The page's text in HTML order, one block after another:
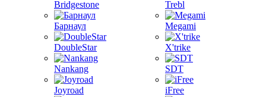
Bridgestone
Барнаул
DoubleStar
Nankang
Joyroad
Trebl
Megami
X'trike
SDT
iFree